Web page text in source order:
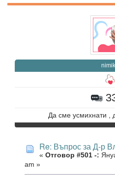
Да сме усмихнати ,
Re: Въпрос за Д-р
« Отговор #501 -:
am »